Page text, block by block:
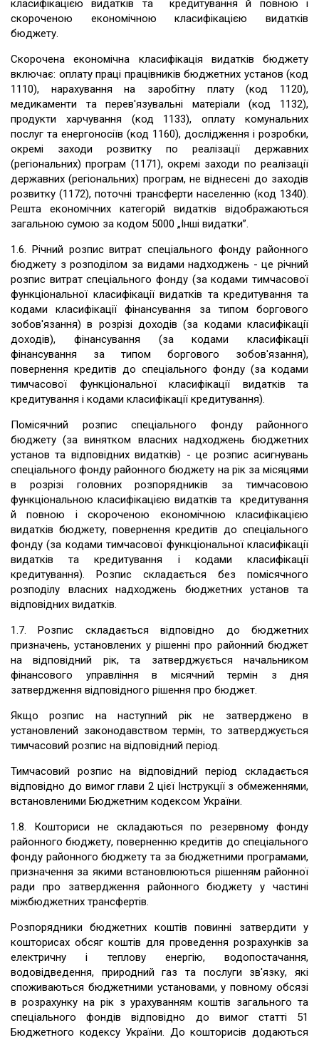
класифікацією видатків та кредитування й повною і
скороченою економічною класифікацією видатків
бюджету.
Скорочена економічна класифікація видатків бюджету
включає: оплату праці працівників бюджетних установ (код
1110), нарахування на заробітну плату (код 1120),
медикаменти та перев'язувальні матеріали (код 1132),
продукти харчування (код 1133), оплату комунальних
послуг та енергоносіїв (код 1160), дослідження і розробки,
окремі заходи розвитку по реалізації державних
(регіональних) програм (1171), окремі заходи по реалізації
державних (регіональних) програм, не віднесені до заходів
розвитку (1172), поточні трансферти населенню (код 1340).
Решта економічних категорій видатків відображаються
загальною сумою за кодом 5000 „Інші видатки”.
1.6. Річний розпис витрат спеціального фонду районного
бюджету з розподілом за видами надходжень - це річний
розпис витрат спеціального фонду (за кодами тимчасової
функціональної класифікації видатків та кредитування та
кодами класифікації фінансування за типом боргового
зобов'язання) в розрізі доходів (за кодами класифікації
доходів), фінансування (за кодами класифікації
фінансування за типом боргового зобов'язання),
повернення кредитів до спеціального фонду (за кодами
тимчасової функціональної класифікації видатків та
кредитування і кодами класифікації кредитування).
Помісячний розпис спеціального фонду районного
бюджету (за винятком власних надходжень бюджетних
установ та відповідних видатків) - це розпис асигнувань
спеціального фонду районного бюджету на рік за місяцями
в розрізі головних розпорядників за тимчасовою
функціональною класифікацією видатків та кредитування
й повною і скороченою економічною класифікацією
видатків бюджету, повернення кредитів до спеціального
фонду (за кодами тимчасової функціональної класифікації
видатків та кредитування і кодами класифікації
кредитування). Розпис складається без помісячного
розподілу власних надходжень бюджетних установ та
відповідних видатків.
1.7. Розпис складається відповідно до бюджетних
призначень, установлених у рішенні про районний бюджет
на відповідний рік, та затверджується начальником
фінансового управління в місячний термін з дня
затвердження відповідного рішення про бюджет.
Якщо розпис на наступний рік не затверджено в
установлений законодавством термін, то затверджується
тимчасовий розпис на відповідний період.
Тимчасовий розпис на відповідний період складається
відповідно до вимог глави 2 цієї Інструкції з обмеженнями,
встановленими Бюджетним кодексом України.
1.8. Кошториси не складаються по резервному фонду
районного бюджету, поверненню кредитів до спеціального
фонду районного бюджету та за бюджетними програмами,
призначення за якими встановлюються рішенням районної
ради про затвердження районного бюджету у частині
міжбюджетних трансфертів.
Розпорядники бюджетних коштів повинні затвердити у
кошторисах обсяг коштів для проведення розрахунків за
електричну і теплову енергію, водопостачання,
водовідведення, природний газ та послуги зв'язку, які
споживаються бюджетними установами, у повному обсязі
в розрахунку на рік з урахуванням коштів загального та
спеціального фондів відповідно до вимог статті 51
Бюджетного кодексу України. До кошторисів додаються